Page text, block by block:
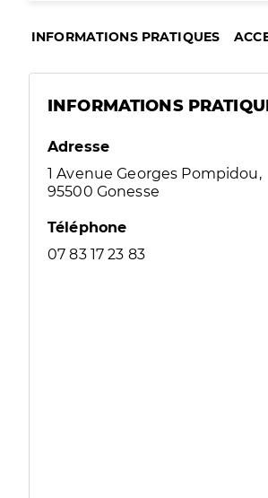
INFORMATIONS PRATIQUES
INFORMATIONS
Adresse
1 Avenue Georges Pompidou,
95500 Gonesse
Téléphone
07 83 17 23 83